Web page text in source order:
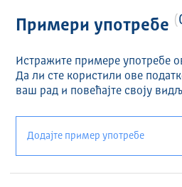
Примери употребе
Истражите примере употребе
Да ли сте користили ове
ваш рад и повећајте своју
Додајте пример употребе